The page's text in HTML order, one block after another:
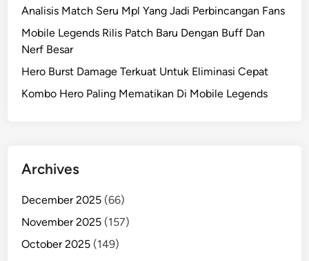
Analisis Match Seru Mpl Yang Jadi Perbincangan Fans
Mobile Legends Rilis Patch Baru Dengan Buff Dan
Nerf Besar
Hero Burst Damage Terkuat Untuk Eliminasi Cepat
Kombo Hero Paling Mematikan Di Mobile Legends
Archives
December 2025 (66)
November 2025 (157)
October 2025 (149)